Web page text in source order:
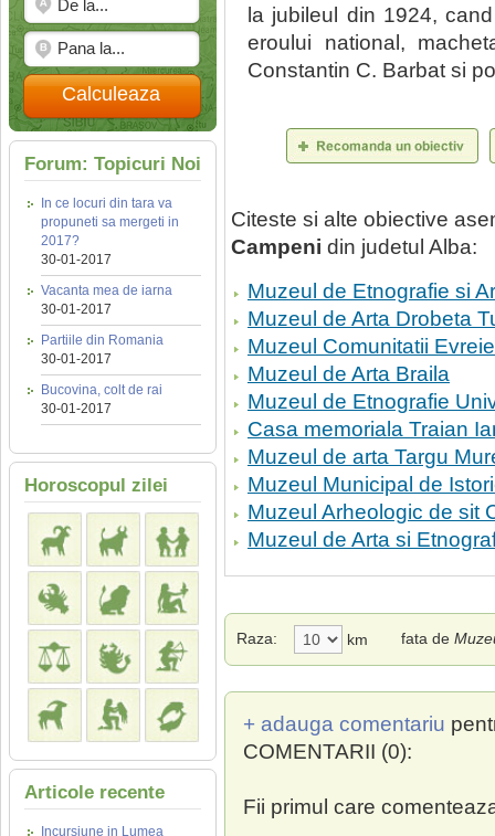
Calculeaza
Forum: Topicuri Noi
In ce locuri din tara va
propuneti sa mergeti in
2017?
30-01-2017
Vacanta mea de iarna
30-01-2017
Partiile din Romania
30-01-2017
Bucovina, colt de rai
30-01-2017
Horoscopul zilei
Articole recente
Incursiune in Lumea
la jubileul din 1924,
eroului national,
Constantin C. Barbat si
Citeste si alte obiective
Campeni din judetul Alba:
Muzeul de Etnografie si
Muzeul de Arta Drobeta
Muzeul Comunitatii
Muzeul de Arta Braila
Muzeul de Etnografie
Casa memoriala Traian
Muzeul de arta Targu
Muzeul Municipal de
Muzeul Arheologic de sit
Muzeul de Arta si
Raza: km fata de
+ adauga comentariu
COMENTARII (0):
Fii primul care